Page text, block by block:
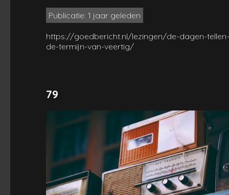
Publicatie: 1 jaar geleden
https://goedbericht.nl/lezingen/de-dagen-
de-termijn-van-veertig/
79